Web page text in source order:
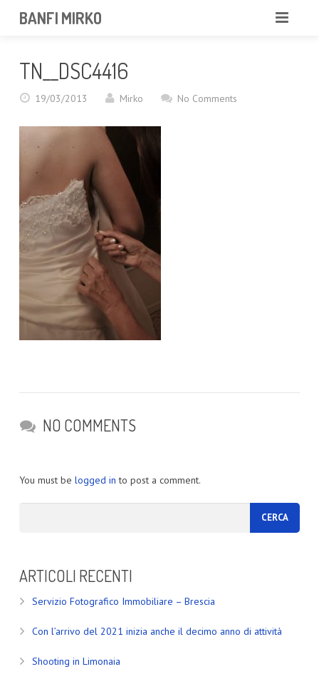
BANFI MIRKO
NEWS
CONTATTAMI
TN__DSC4416
19/03/2013 Mirko No Comments
NO COMMENTS
You must be logged in to post a comment.
ARTICOLI RECENTI
Servizio Fotografico Immobiliare – Brescia
Con l’arrivo del 2021 inizia anche il decimo anno di attività
Shooting in Limonaia